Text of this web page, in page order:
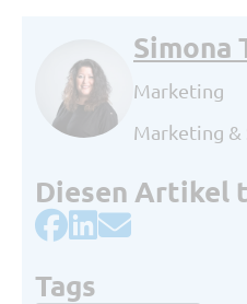
Simona
Marketing
Marketing &
Diesen Artikel
Tags